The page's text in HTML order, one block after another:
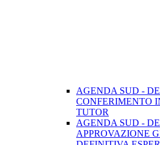
AGENDA SUD -
CONFERIMENTO
TUTOR
AGENDA SUD -
APPROVAZIONE